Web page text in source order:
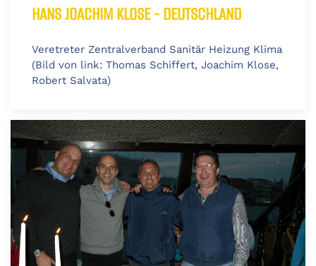
HANS JOACHIM KLOSE - DEUTSCHLAND
Veretreter Zentralverband Sanitär Heizung Klima
(Bild von link: Thomas Schiffert, Joachim Klose,
Robert Salvata)